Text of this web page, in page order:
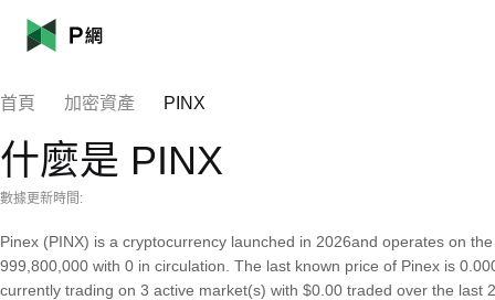
首頁 加密資產 PINX
什麼是 PINX
數據更新時間:
Pinex (PINX) is a cryptocurrency launched in 2026and operates on
999,800,000 with 0 in circulation. The last known price of Pinex is
currently trading on 3 active market(s) with $0.00 traded over the